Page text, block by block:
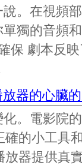
。在視頻
獨的音頻
保 劇本反
器的心臟
。電影院
的小工具
器提供真